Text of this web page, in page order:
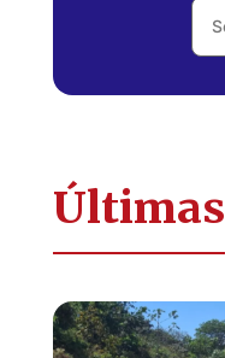
Últimas